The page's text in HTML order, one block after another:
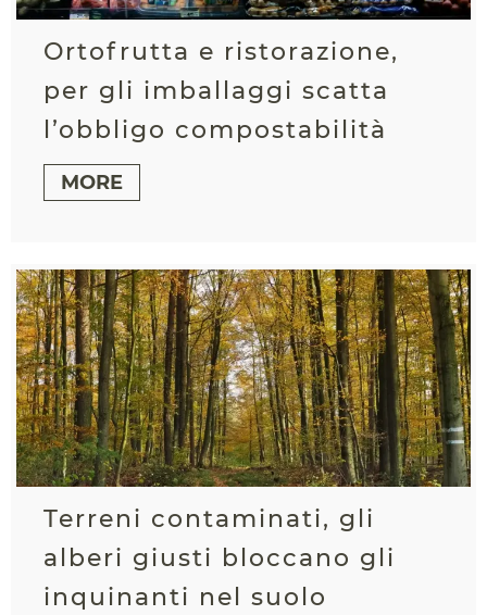
Ortofrutta e ristorazione,
per gli imballaggi scatta
l’obbligo compostabilità
MORE
Terreni contaminati, gli
alberi giusti bloccano gli
inquinanti nel suolo